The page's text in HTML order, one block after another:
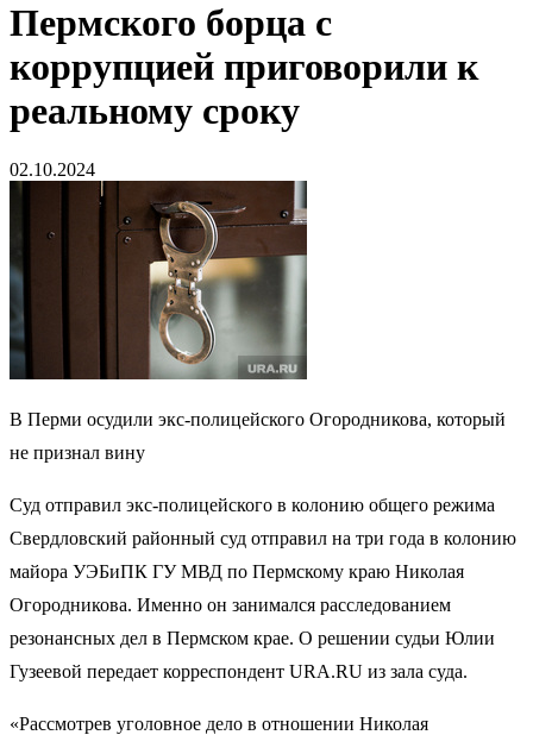
Пермского борца с
коррупцией приговорили к
реальному сроку
02.10.2024
В Перми осудили экс-полицейского Огородникова, который
не признал вину
Суд отправил экс-полицейского в колонию общего режима
Свердловский районный суд отправил на три года в колонию
майора УЭБиПК ГУ МВД по Пермскому краю Николая
Огородникова. Именно он занимался расследованием
резонансных дел в Пермском крае. О решении судьи Юлии
Гузеевой передает корреспондент URA.RU из зала суда.
«Рассмотрев уголовное дело в отношении Николая